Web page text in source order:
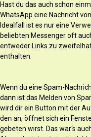
Hast du das auch schon
WhatsApp eine Nachricht
Idealfall ist es nur eine
beliebten Messenger oft
entweder Links zu
enthalten.
Wenn du eine Spam-
dann ist das Melden von
wird dir ein Button mit der
den an, öffnet sich ein
gebeten wirst. Das war‘s